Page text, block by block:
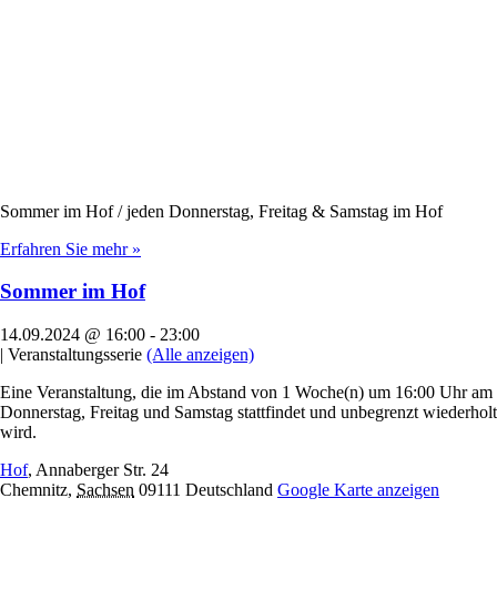
Sommer im Hof / jeden Donnerstag, Freitag & Samstag im Hof
Erfahren Sie mehr »
Sommer im Hof
14.09.2024 @ 16:00 - 23:00
| Veranstaltungsserie (Alle anzeigen)
Eine Veranstaltung, die im Abstand von 1 Woche(n) um 16:00 Uhr am
Donnerstag, Freitag und Samstag stattfindet und unbegrenzt wiederholt
wird.
Hof, Annaberger Str. 24
Chemnitz, Sachsen 09111 Deutschland Google Karte anzeigen